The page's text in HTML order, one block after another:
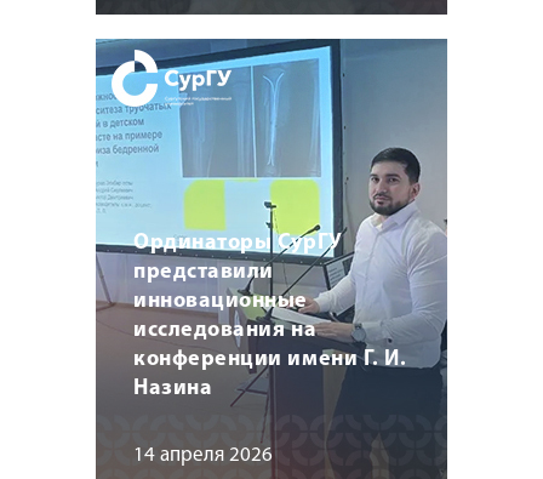
Ординаторы СурГУ
представили
инновационные
исследования на
конференции имени Г. И.
Назина
14 апреля 2026